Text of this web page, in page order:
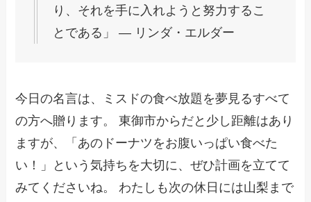
り、それを手に入れようと努力するこ
とである」 ― リンダ・エルダー
今日の名言は、ミスドの食べ放題を夢見るすべて
の方へ贈ります。 東御市からだと少し距離はあり
ますが、「あのドーナツをお腹いっぱい食べた
い！」という気持ちを大切に、ぜひ計画を立てて
みてくださいね。 わたしも次の休日には山梨まで